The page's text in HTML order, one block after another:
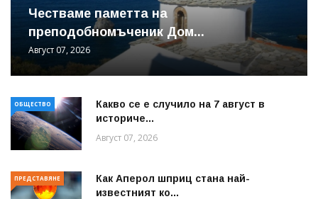
Честваме паметта на
преподобномъченик Дом...
Август 07, 2026
ОБЩЕСТВО
Какво се е случило на 7 август в
историче...
Август 07, 2026
ПРЕДСТАВЯНЕ
Как Аперол шприц стана най-
известният ко...